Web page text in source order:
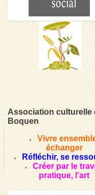
Association culturelle
Boquen
Vivre
échanger
Réfléchir, se
Créer par le
pratique, l’art